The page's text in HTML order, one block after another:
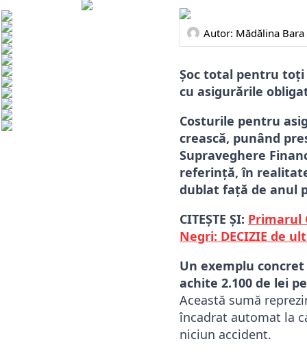
Autor: Mădălina Bara
Șoc total pentru toți
cu asigurările
Costurile pentru
crească, punând
Supraveghere
referință, în
dublat față de anul
CITEȘTE ȘI: Primarul
Negri: DECIZIE de
Un exemplu
achite 2.100 de lei
Această sumă
încadrat automat la
niciun accident.